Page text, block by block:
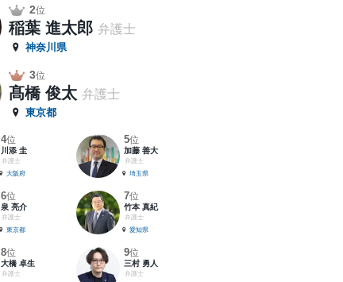
2位
稲葉 進太郎 弁護士
神奈川県
3位
髙橋 俊太 弁護士
東京都
4位
川添 圭
弁護士
大阪府
5位
加藤 善大
弁護士
埼玉県
6位
泉 亮介
弁護士
東京都
7位
竹本 真紀
弁護士
愛知県
8位
大橋 卓生
弁護士
9位
三村 勇人
弁護士